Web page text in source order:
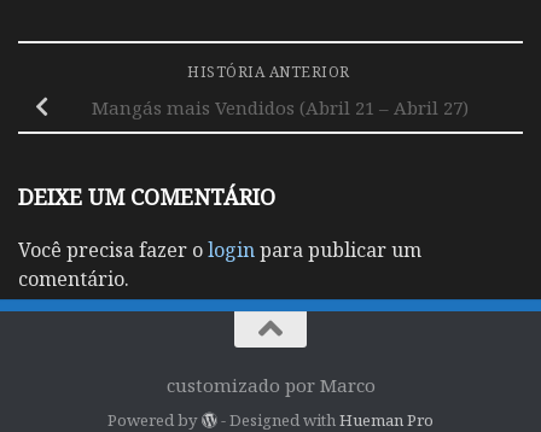
HISTÓRIA ANTERIOR
Mangás mais Vendidos (Abril 21 – Abril 27)
DEIXE UM COMENTÁRIO
Você precisa fazer ologinpara publicar um
comentário.
customizado por Marco
Powered by - Designed withHueman Pro